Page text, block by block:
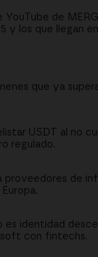
de
y los que llegan en
que ya
USDT al no
regulado.
de
identidad
con fintechs.